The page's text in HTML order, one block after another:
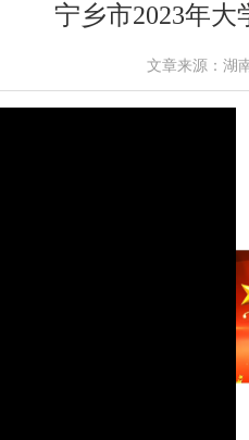
宁乡市2023年大
文章来源：湖